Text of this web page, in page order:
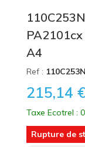
A4
Ref :
215,14
Taxe Ecotrel :
Rupture de